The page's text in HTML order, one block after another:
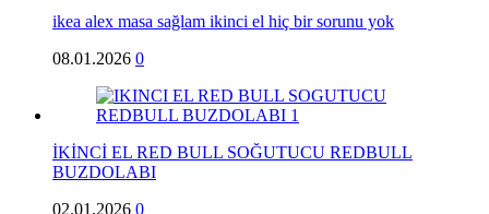
ikea alex masa sağlam ikinci el hiç bir sorunu yok
08.01.2026 0
İKİNCİ EL RED BULL SOĞUTUCU REDBULL
BUZDOLABI
02.01.2026 0